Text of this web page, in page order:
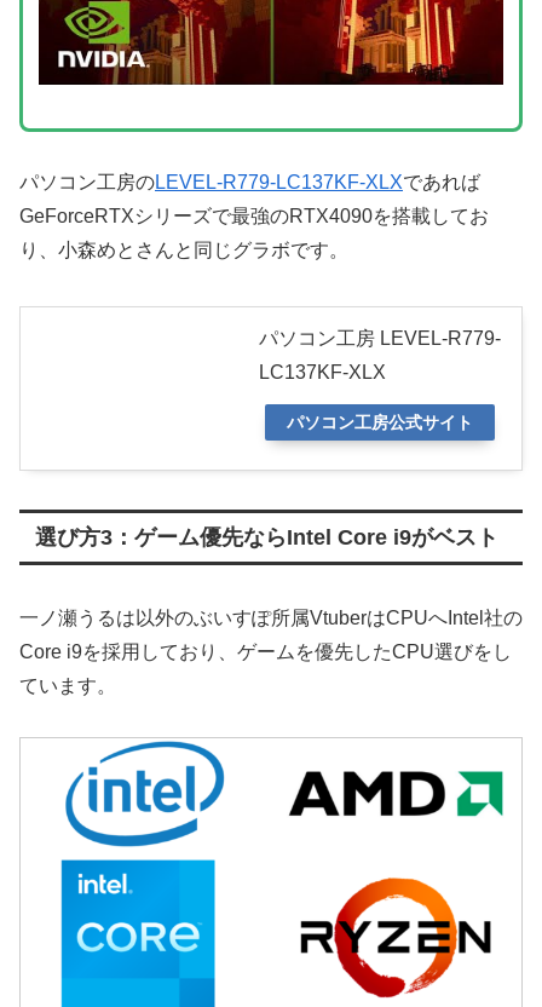
パソコン工房のLEVEL-R779-LC137KF-XLXであれば
GeForceRTXシリーズで最強のRTX4090を搭載してお
り、小森めとさんと同じグラボです。
パソコン工房 LEVEL-R779-
LC137KF-XLX
パソコン工房公式サイト
選び方3：ゲーム優先ならIntel Core i9がベスト
一ノ瀬うるは以外のぶいすぽ所属VtuberはCPUへIntel社の
Core i9を採用しており、ゲームを優先したCPU選びをし
ています。